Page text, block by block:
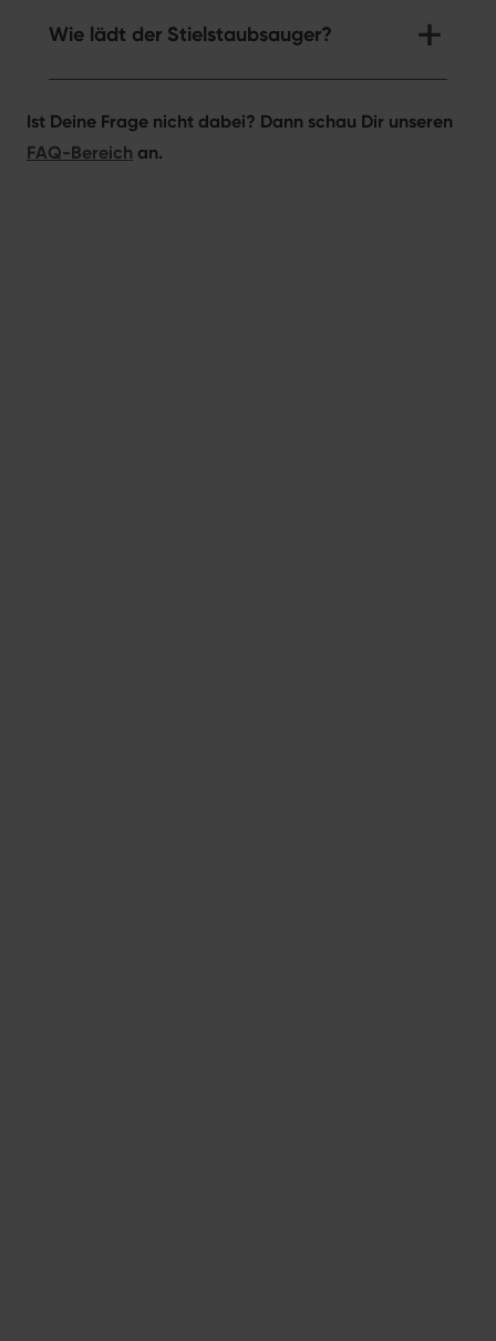
Wie lädt der Stielstaubsauger?
Ist Deine Frage nicht dabei? Dann schau Dir unseren
FAQ-Bereich an.